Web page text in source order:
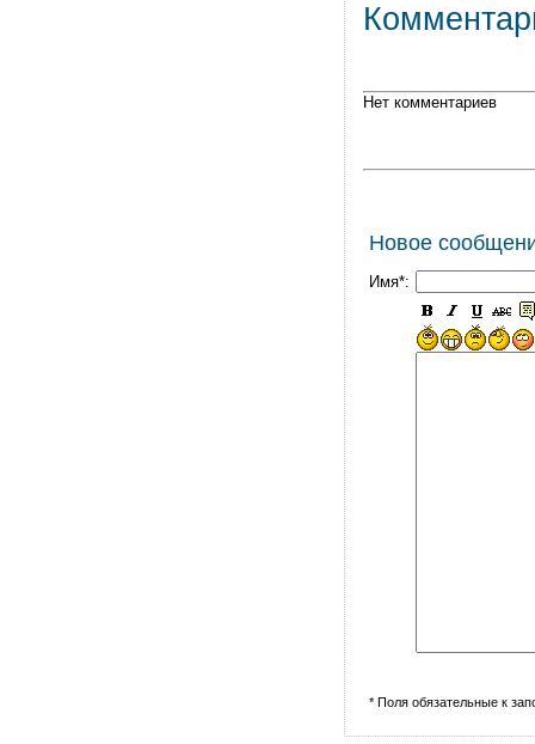
Нет комментариев
Новое
Имя*:
* Поля обязательные к